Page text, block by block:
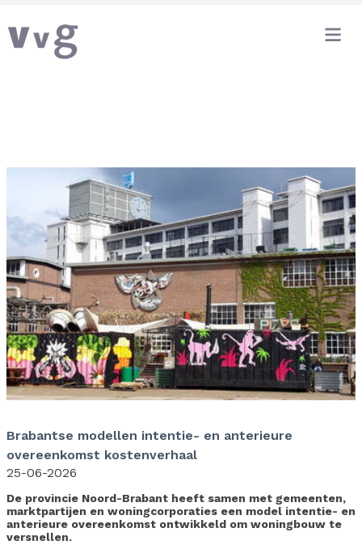
Brabantse modellen intentie- en anterieure
overeenkomst kostenverhaal
25-06-2026
De provincie Noord-Brabant heeft samen met gemeenten,
marktpartijen en woningcorporaties een model intentie- en
anterieure overeenkomst ontwikkeld om woningbouw te
versnellen.